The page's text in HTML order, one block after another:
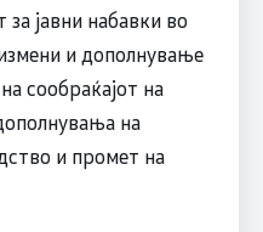
јавни набавки во
и дополнување
сообраќајот на
на
и промет на